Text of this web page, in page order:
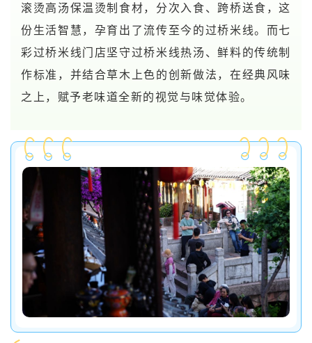
滚烫高汤保温烫制食材，分次入食、跨桥送食，这
份生活智慧，孕育出了流传至今的过桥米线。而七
彩过桥米线门店坚守过桥米线热汤、鲜料的传统制
作标准，并结合草木上色的创新做法，在经典风味
之上，赋予老味道全新的视觉与味觉体验。